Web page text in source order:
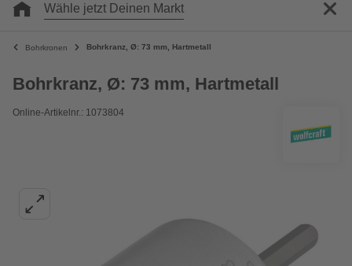
Wähle jetzt Deinen Markt
Bohrkronen Bohrkranz, Ø: 73 mm, Hartmetall
Bohrkranz, Ø: 73 mm, Hartmetall
Online-Artikelnr.: 1073804